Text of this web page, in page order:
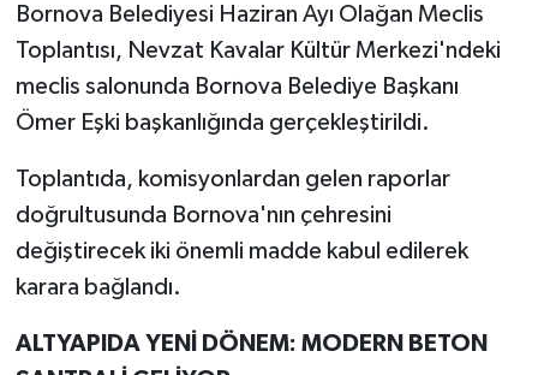
Bornova Belediyesi Haziran Ayı Olağan Meclis
Toplantısı, Nevzat Kavalar Kültür Merkezi'ndeki
meclis salonunda Bornova Belediye Başkanı
Ömer Eşki başkanlığında gerçekleştirildi.
Toplantıda, komisyonlardan gelen raporlar
doğrultusunda Bornova'nın çehresini
değiştirecek iki önemli madde kabul edilerek
karara bağlandı.
ALTYAPIDA YENİ DÖNEM: MODERN BETON